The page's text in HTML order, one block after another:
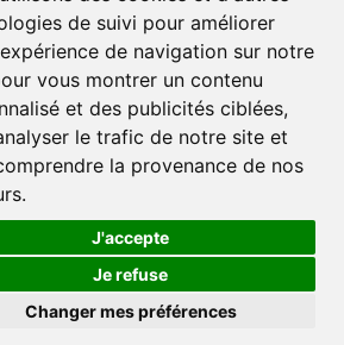
de suivi pour améliorer
de navigation sur notre
vous montrer un contenu
et des publicités ciblées,
le trafic de notre site et
la provenance de nos
J'accepte
Je refuse
Changer mes préférences
Newsletter